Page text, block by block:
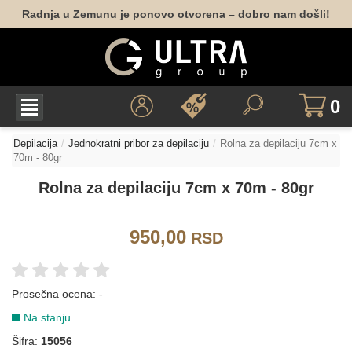
Radnja u Zemunu je ponovo otvorena – dobro nam došli!
0
Depilacija Jednokratni pribor za depilaciju
Rolna za depilaciju 7cm x
70m - 80gr
Rolna za depilaciju 7cm x 70m - 80gr
950,00RSD
Prosečna ocena: -
Na stanju
Šifra: 15056